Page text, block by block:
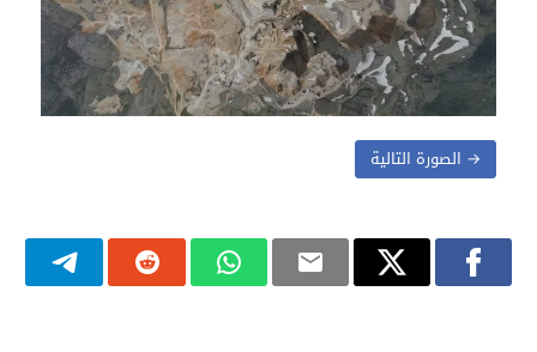
→ الصورة التالية